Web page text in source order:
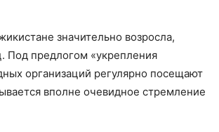
значительно возросла,
Под предлогом «укрепления
организаций регулярно посещают
вполне очевидное стремление